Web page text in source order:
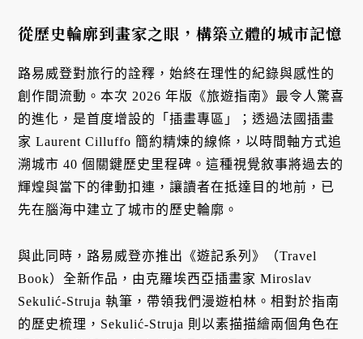
從歷史輪廓到畫家之眼，構築立體的城市記憶
路易威登對旅行的詮釋，始終在理性的紀錄與感性的
創作間流動。本次 2026 年版《旅遊指南》最令人驚喜
的進化，是首度增設的「插畫專區」；透過法國插畫
家 Laurent Cilluffo 簡約精煉的線條，以時間軸方式追
溯城市 40 個關鍵歷史里程碑。這種視覺敘事將過去的
輝煌與當下的律動扣連，讓讀者在抵達目的地前，已
先在腦海中建立了城市的歷史輪廓。
與此同時，路易威登亦推出《遊記系列》（Travel
Book）全新作品，由克羅埃西亞插畫家 Miroslav
Sekulić-Struja 執筆，帶領我們漫遊柏林。相對於指南
的歷史梳理，Sekulić-Struja 則以素描描繪兩個角色在